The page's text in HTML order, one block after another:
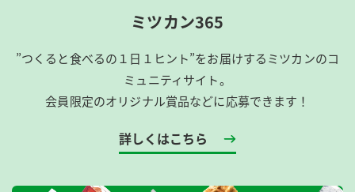
ミツカン365
”つくると食べるの１日１ヒント”をお届けするミツカンのコ
ミュニティサイト。
会員限定のオリジナル賞品などに応募できます！
詳しくはこちら